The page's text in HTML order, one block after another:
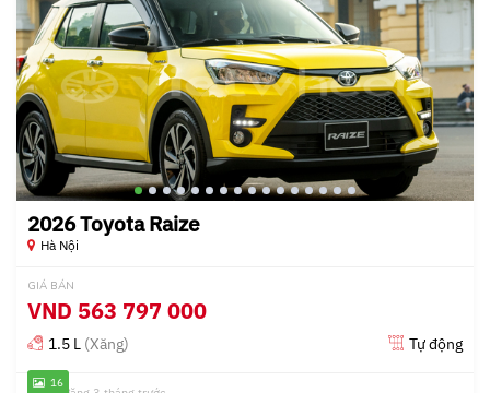
16
2026 Toyota Raize
Hà Nội
GIÁ BÁN
VND 563 797 000
1.5 L (Xăng) Tự động